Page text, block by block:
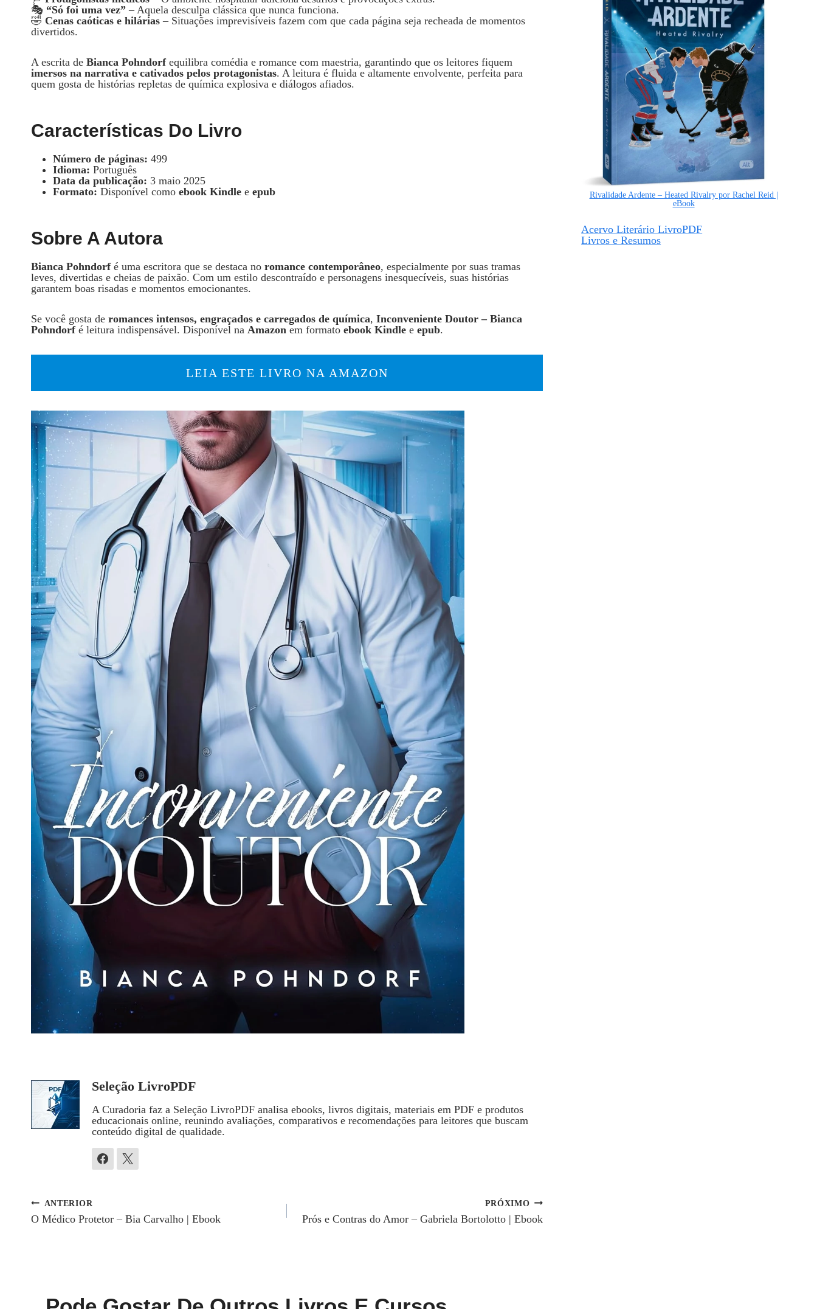
🎭 “Só foi uma vez” – Aquela desculpa clássica que nunca funciona.
🤣 Cenas caóticas e hilárias – Situações imprevisíveis fazem com que cada página seja recheada de momentos
divertidos.
A escrita de Bianca Pohndorfequilibra comédia e romance com maestria, garantindo que os leitores fiquem
imersos na narrativa e cativados pelos protagonistas. A leitura é fluida e altamente envolvente, perfeita para
quem gosta de histórias repletas de química explosiva e diálogos afiados.
Características Do Livro
Número de páginas: 499
Idioma: Português
Data da publicação: 3 maio 2025
Formato: Disponível como ebook Kindle e epub
Sobre A Autora
Bianca Pohndorfé uma escritora que se destaca no romance contemporâneo, especialmente por suas tramas
leves, divertidas e cheias de paixão. Com um estilo descontraído e personagens inesquecíveis, suas histórias
garantem boas risadas e momentos emocionantes.
Se você gosta de romances intensos, engraçados e carregados de química, Inconveniente Doutor – Bianca
Pohndorfé leitura indispensável. Disponível na Amazon em formato ebook Kindle e epub.
LEIA ESTE LIVRO NA AMAZON
Seleção LivroPDF
A Curadoria faz a Seleção LivroPDF analisa ebooks, livros digitais, materiais em PDF e produtos
educacionais online, reunindo avaliações, comparativos e recomendações para leitores que buscam
conteúdo digital de qualidade.
Navegação
ANTERIOR
O Médico Protetor – Bia Carvalho | Ebook
PRÓXIMO
Prós e Contras do Amor – Gabriela Bortolotto | Ebook
Rivalidade Ardente – Heated Rivalry por Rachel Reid |
eBook
Acervo Literário LivroPDF
Livros e Resumos